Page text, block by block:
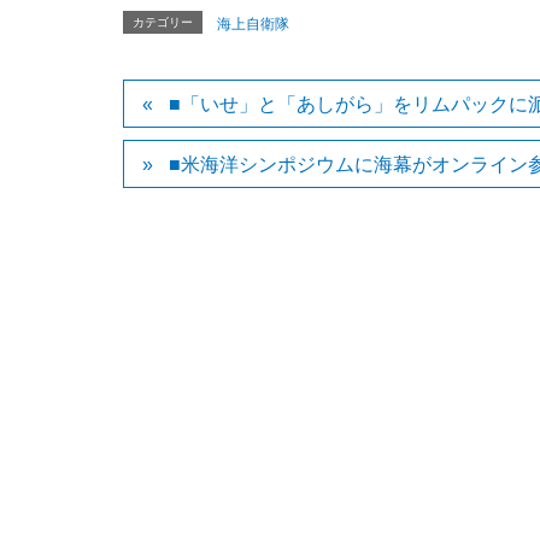
カテゴリー 海上自衛隊
■「いせ」と「あしがら」をリムパックに
■米海洋シンポジウムに海幕がオンライン